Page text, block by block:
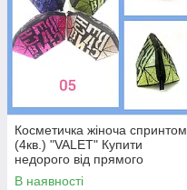
Косметичка жіноча спринтом,
(4кв.) "VALET" Купити
недорого від прямого
постачальника
В наявності